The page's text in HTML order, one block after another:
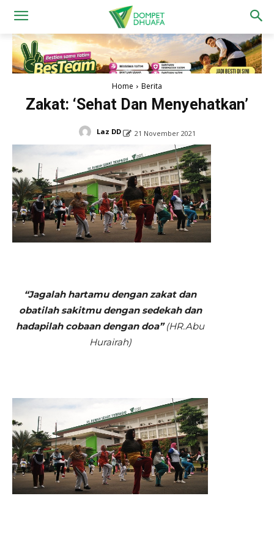
Home Berita
Zakat: ‘Sehat Dan Menyehatkan’
Laz DD 21 November 2021
“Jagalah hartamu dengan zakat dan
obatilah sakitmu dengan sedekah dan
hadapilah cobaan dengan doa”(HR.Abu
Hurairah)